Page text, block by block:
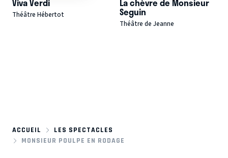
Viva Verdi
Théâtre Hébertot
La chèvre de Monsieur
Seguin
Théâtre de Jeanne
ACCUEIL
LES SPECTACLES
MONSIEUR POULPE EN RODAGE